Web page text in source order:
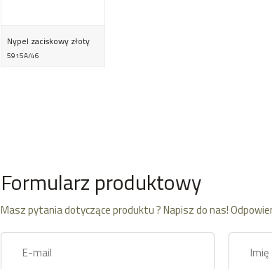
Nypel zaciskowy złoty
5915A/46
Formularz produktowy
Masz pytania dotyczące produktu ? Napisz do nas!